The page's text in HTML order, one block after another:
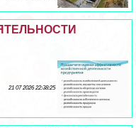
21 07 2026 22:38:25